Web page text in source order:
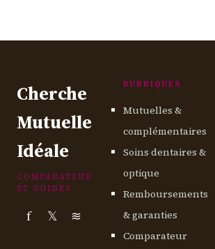
Cherche
Mutuelle
Idéale
COMPARATEUR
ET GUIDES
f 𝕏 ≋
RUBRIQUES
Mutuelles &
complémentaires
Soins dentaires &
optique
Remboursements
& garanties
Comparateur